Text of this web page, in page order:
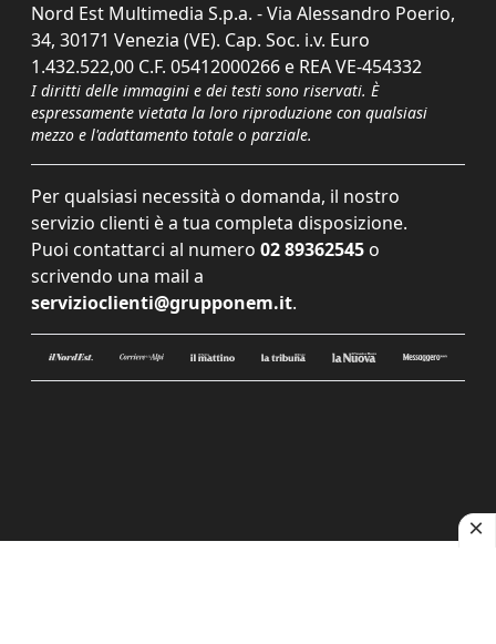
Nord Est Multimedia S.p.a. - Via Alessandro Poerio,
34, 30171 Venezia (VE). Cap. Soc. i.v. Euro
1.432.522,00 C.F. 05412000266 e REA VE-454332
I diritti delle immagini e dei testi sono riservati. È
espressamente vietata la loro riproduzione con qualsiasi
mezzo e l'adattamento totale o parziale.
Per qualsiasi necessità o domanda, il nostro
servizio clienti è a tua completa disposizione.
Puoi contattarci al numero 02 89362545 o
scrivendo una mail a
servizioclienti@grupponem.it.